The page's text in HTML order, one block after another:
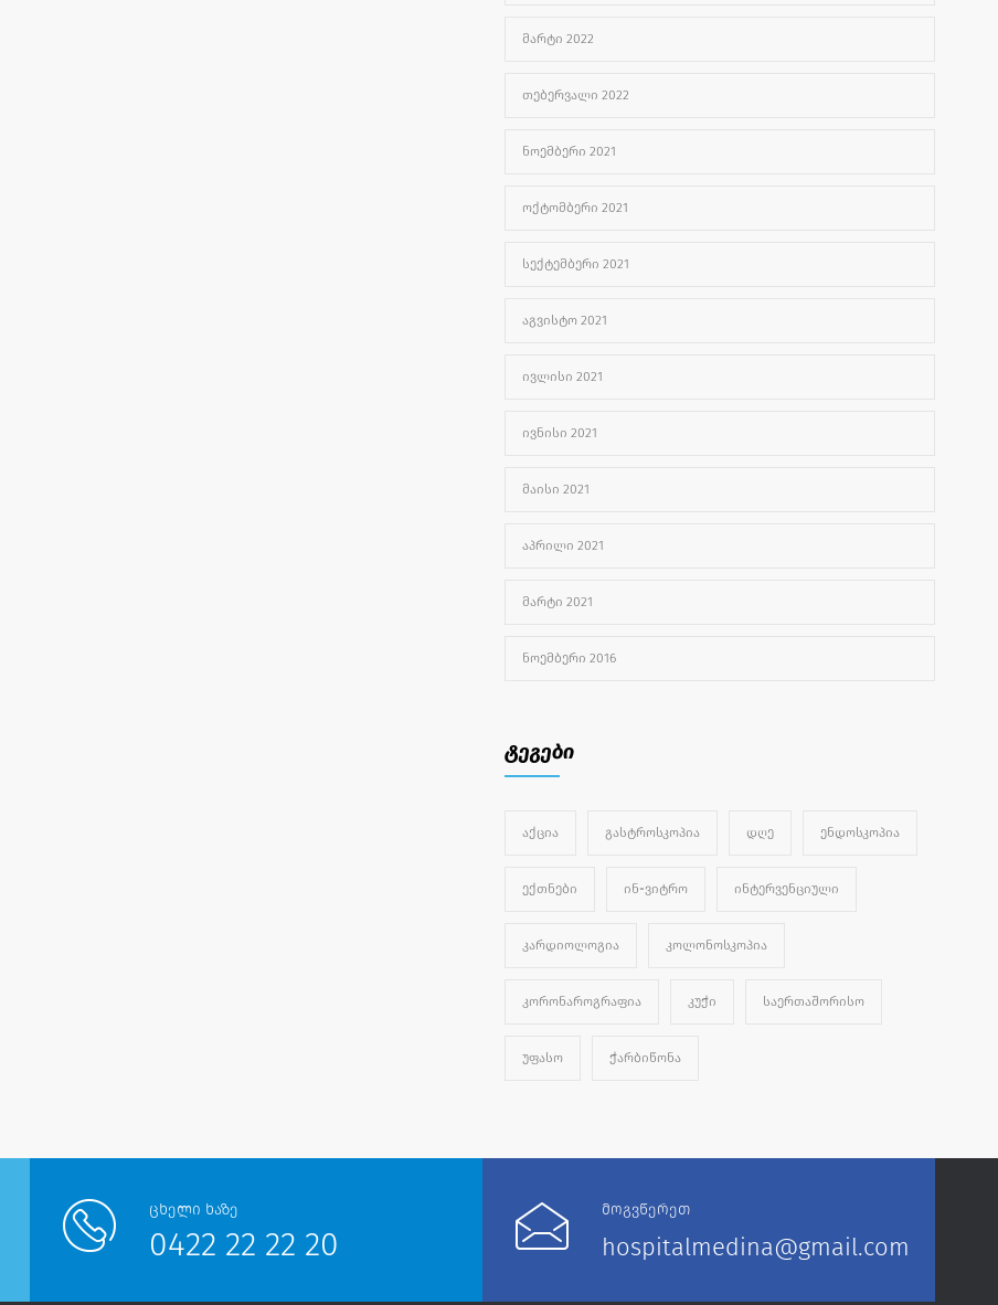
ᲛᲐᲠᲢᲘ 2022
ᲗᲔᲑᲔᲠᲕᲐᲚᲘ 2022
ᲜᲝᲔᲛᲑᲔᲠᲘ 2021
ᲝᲥᲢᲝᲛᲑᲔᲠᲘ 2021
ᲡᲔᲥᲢᲔᲛᲑᲔᲠᲘ 2021
ᲐᲒᲕᲘᲡᲢᲝ 2021
ᲘᲕᲚᲘᲡᲘ 2021
ᲘᲕᲜᲘᲡᲘ 2021
ᲛᲐᲘᲡᲘ 2021
ᲐᲞᲠᲘᲚᲘ 2021
ᲛᲐᲠᲢᲘ 2021
ᲜᲝᲔᲛᲑᲔᲠᲘ 2016
ტეგები
ᲐᲥᲪᲘᲐ ᲒᲐᲡᲢᲠᲝᲡᲙᲝᲞᲘᲐ ᲓᲦᲔ ᲔᲜᲓᲝᲡᲙᲝᲞᲘᲐ
ᲔᲥᲗᲜᲔᲑᲘ ᲘᲜ-ᲕᲘᲢᲠᲝ ᲘᲜᲢᲔᲠᲕᲔᲜᲪᲘᲣᲚᲘ
ᲙᲐᲠᲓᲘᲝᲚᲝᲒᲘᲐ ᲙᲝᲚᲝᲜᲝᲡᲙᲝᲞᲘᲐ
ᲙᲝᲠᲝᲜᲐᲠᲝᲒᲠᲐᲤᲘᲐ ᲙᲣᲭᲘ ᲡᲐᲔᲠᲗᲐᲨᲝᲠᲘᲡᲝ
ᲣᲤᲐᲡᲝ ᲭᲐᲠᲑᲘᲬᲝᲜᲐ
ცხელი ხაზე
0422 22 22 20
მოგვწერეთ
hospitalmedina@gmail.com